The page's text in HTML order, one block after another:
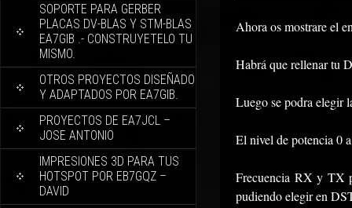
SOPORTE PARA GERBER
PLACAS DV-BLAS Y STM-BLAS
EA7GIB .- CONSTRUYETELO TU
MISMO.
OTROS PROYECTOS DISEÑADO
Y ADAPTADOS POR EA7GIB.
PROYECTOS DE EA7JCL –
JOSE ANTONIO
IMPRESIONES 3D PARA TUS
HOTSPOT POR EB7GQZ –
DAVID
Ahora os mostrare el
Habrá que rellenar tu
Luego se podra
El nivel de potencia 0
Frecuencia RX y TX
pudiendo elegir en